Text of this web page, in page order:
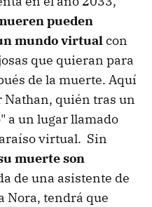
pueden
mundo virtualcon
que quieran para
de la muerte. Aquí
Nathan, quién tras un
a un lugar llamado
virtual. Sin
muerte son
de una asistente de
Nora, tendrá que